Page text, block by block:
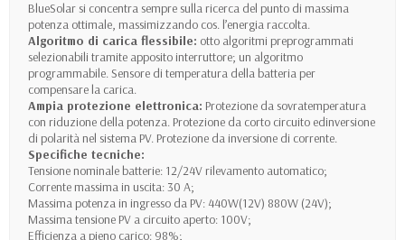
BlueSolar si concentra sempre sulla ricerca del punto di massima
potenza ottimale, massimizzando cos. l’energia raccolta.
Algoritmo di carica flessibile: otto algoritmi preprogrammati
selezionabili tramite apposito interruttore; un algoritmo
programmabile. Sensore di temperatura della batteria per
compensare la carica.
Ampia protezione elettronica: Protezione da sovratemperatura
con riduzione della potenza. Protezione da corto circuito edinversione
di polarità nel sistema PV. Protezione da inversione di corrente.
Specifiche tecniche:
Tensione nominale batterie: 12/24V rilevamento automatico;
Corrente massima in uscita: 30 A;
Massima potenza in ingresso da PV: 440W(12V) 880W (24V);
Massima tensione PV a circuito aperto: 100V;
Efficienza a pieno carico: 98%;